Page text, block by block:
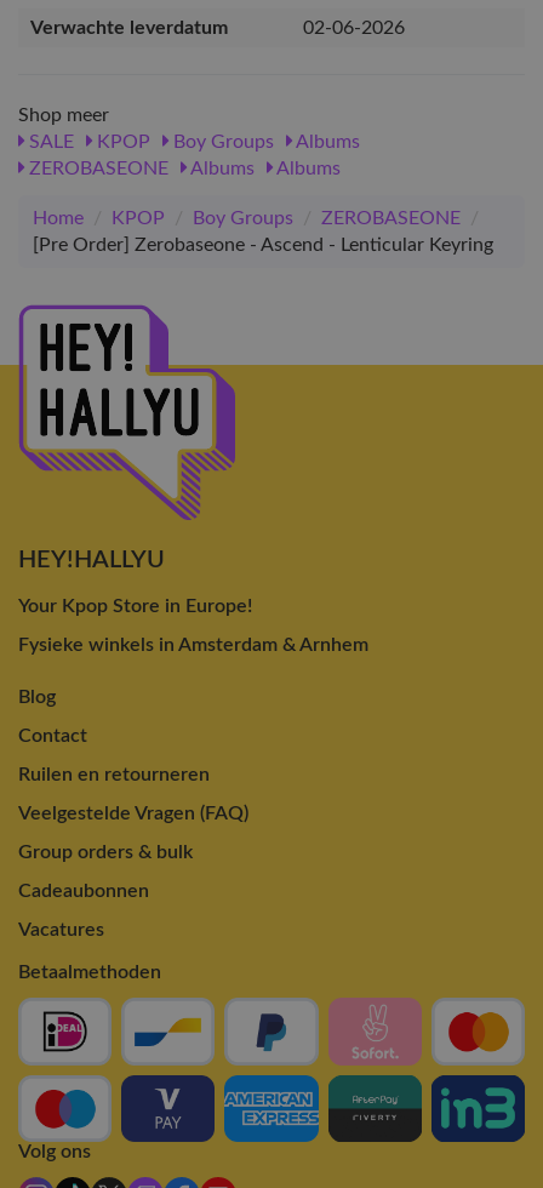
Verwachte leverdatum
02-06-2026
Shop meer
SALE
KPOP Boy Groups
Albums
ZEROBASEONE
Albums Albums
Home / KPOP / Boy Groups / ZEROBASEONE
/
[Pre Order] Zerobaseone - Ascend - Lenticular Keyring
HEY!HALLYU
Your Kpop Store in Europe!
Fysieke winkels in Amsterdam & Arnhem
Blog
Contact
Ruilen en retourneren
Veelgestelde Vragen (FAQ)
Group orders & bulk
Cadeaubonnen
Vacatures
Betaalmethoden
Volg ons